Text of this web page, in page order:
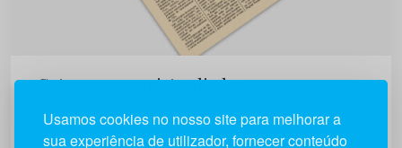
Usamos cookies no nosso site para melhorar a
sua experiência de utilizador, fornecer conteúdo
Guterres conquista aliados
Os socialistas da Europa fundam amanhã um